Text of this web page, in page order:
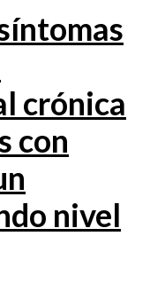
crónica
con
nivel